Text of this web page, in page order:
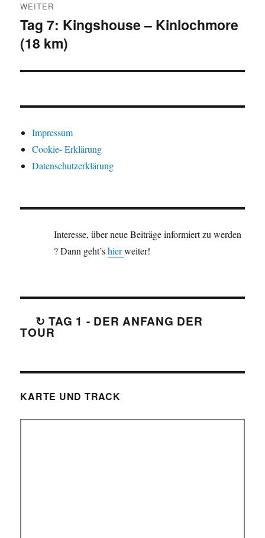
WEITER
Nächster
Beitrag:
Tag 7: Kingshouse – Kinlochmore
(18 km)
Impressum
Cookie- Erklärung
Datenschutzerklärung
Interesse, über neue Beiträge informiert zu werden
? Dann geht’shierweiter!
↻ TAG 1 - DER ANFANG DER
TOUR
KARTE UND TRACK